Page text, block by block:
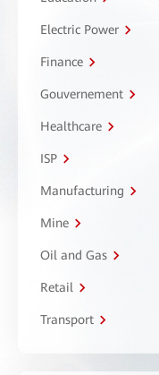
Electric Power
Finance
Gouvernement
Healthcare
ISP
Manufacturing
Mine
Oil and Gas
Retail
Transport